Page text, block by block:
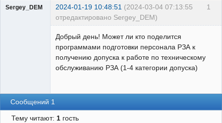
1
Sergey_DEM 2024-01-19 10:48:51 (2024-03-04 07:13:55
отредактировано Sergey_DEM)
Добрый день! Может ли кто поделится
программами подготовки персонала РЗА к
получению допуска к работе по техническому
обслуживанию РЗА (1-4 категории допуска)
Сообщений 1
Тему читают: 1гость